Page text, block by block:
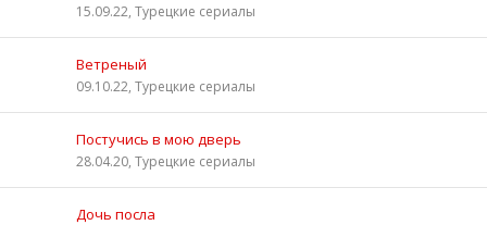
15.09.22, Турецкие сериалы
Ветреный
09.10.22, Турецкие сериалы
Постучись в мою дверь
28.04.20, Турецкие сериалы
Дочь посла